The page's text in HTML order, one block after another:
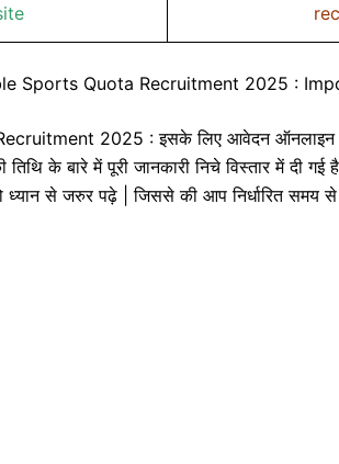
Sports Quota Recruitment 2025 :
2025 : इसके लिए आवेदन ऑनलाइन
के बारे में पूरी जानकारी निचे विस्तार में दी
ध्यान से जरुर पढ़े | जिससे की आप निर्धारित